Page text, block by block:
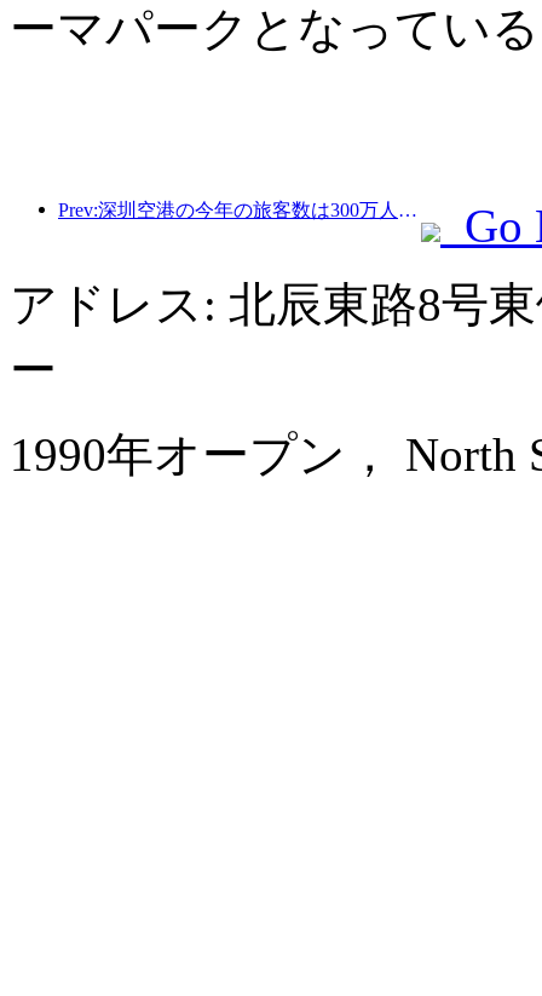
ーマパークとなってい
Prev:深圳空港の今年の旅客数は300万人を超え、同期間の新記録を樹立した。
Go
アドレス: 北辰東路8号
ー
1990年オープン， North